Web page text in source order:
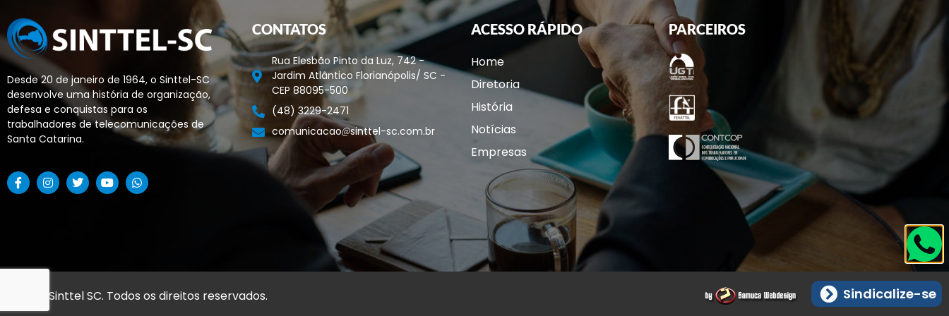
Desde 20 de janeiro de 1964, o Sinttel-SC
desenvolve uma história de organização,
defesa e conquistas para os
trabalhadores de telecomunicações de
Santa Catarina.
CONTATOS
Rua Elesbão Pinto da Luz, 742 -
Jardim Atlântico Florianópolis/ SC -
CEP 88095-500
(48) 3229-2471
comunicacao sinttel-sc.com.br
ACESSO RÁPIDO
Home
Diretoria
História
Notícias
Empresas
PARCEIROS
© 2026 Sinttel SC. Todos os direitos reservados. Sindicalize-se